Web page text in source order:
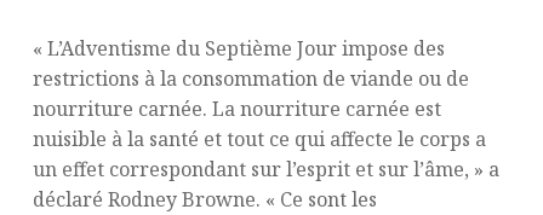
« L’Adventisme du Septième Jour impose des
restrictions à la consommation de viande ou de
nourriture carnée. La nourriture carnée est
nuisible à la santé et tout ce qui affecte le corps a
un effet correspondant sur l’esprit et sur l’âme, » a
déclaré Rodney Browne. « Ce sont les